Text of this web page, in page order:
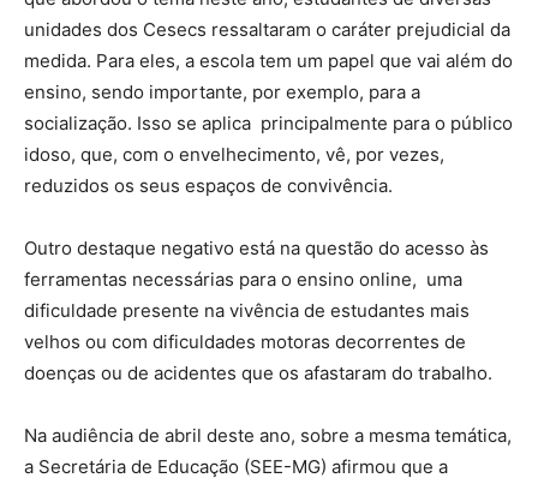
unidades dos Cesecs ressaltaram o caráter prejudicial da
medida. Para eles, a escola tem um papel que vai além do
ensino, sendo importante, por exemplo, para a
socialização. Isso se aplica principalmente para o público
idoso, que, com o envelhecimento, vê, por vezes,
reduzidos os seus espaços de convivência.
Outro destaque negativo está na questão do acesso às
ferramentas necessárias para o ensino online, uma
dificuldade presente na vivência de estudantes mais
velhos ou com dificuldades motoras decorrentes de
doenças ou de acidentes que os afastaram do trabalho.
Na audiência de abril deste ano, sobre a mesma temática,
a Secretária de Educação (SEE-MG) afirmou que a